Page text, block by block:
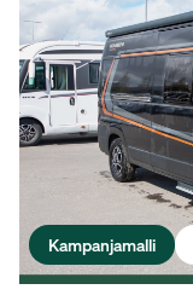
Kampanjamalli